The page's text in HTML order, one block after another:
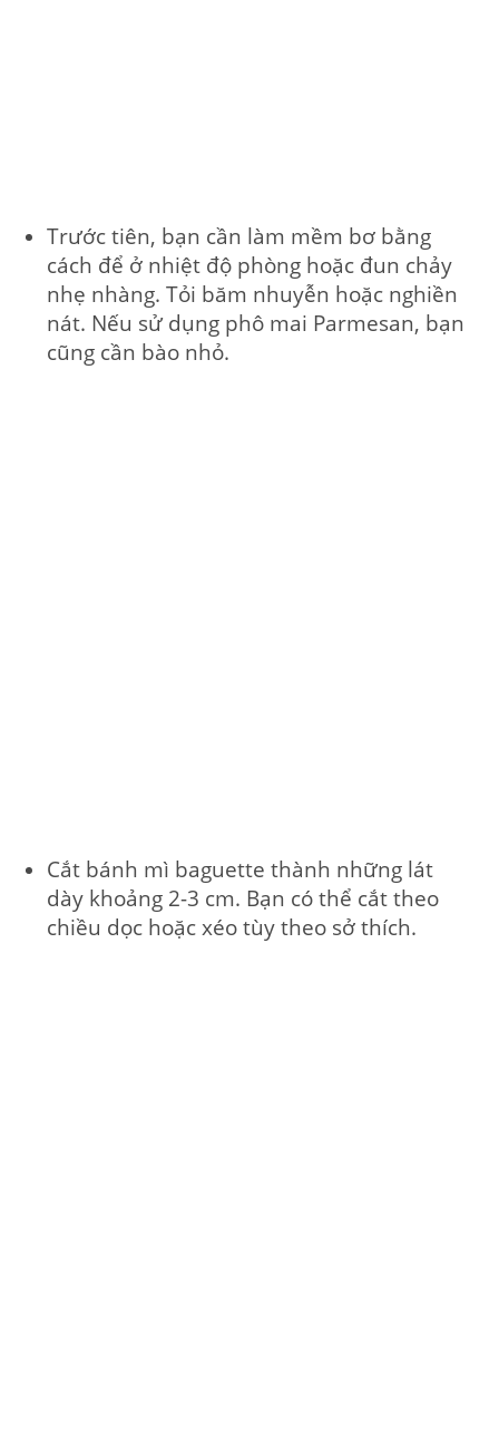
Trước tiên, bạn cần làm mềm bơ bằng
cách để ở nhiệt độ phòng hoặc đun chảy
nhẹ nhàng. Tỏi băm nhuyễn hoặc nghiền
nát. Nếu sử dụng phô mai Parmesan, bạn
cũng cần bào nhỏ.
Cắt bánh mì baguette thành những lát
dày khoảng 2-3 cm. Bạn có thể cắt theo
chiều dọc hoặc xéo tùy theo sở thích.